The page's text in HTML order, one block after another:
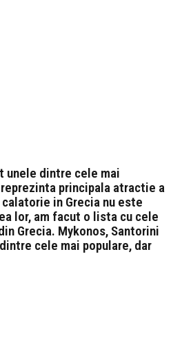
unele dintre cele mai
principala atractie a
in Grecia nu este
lor, am facut o ​​lista cu cele
Grecia. Mykonos, Santorini
cele mai populare, dar